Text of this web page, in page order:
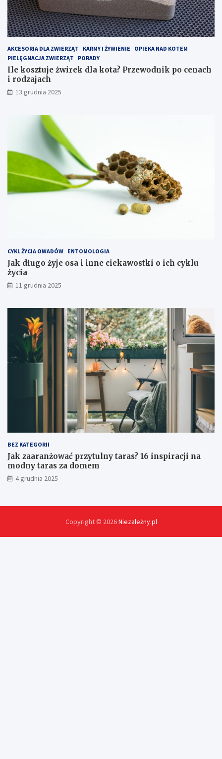
a
k
z
o
p
t
y
m
a
l
ć
o
t
l
o
a
t
j
c
e
n
a
c
h
i
r
o
d
h
AKCESORIA DLA ZWIERZĄT KARMY I ŻYWIENIE
OPIEKA NAD KOTEM
PIELĘGNACJA ZWIERZĄT
PORADY
Ile kosztuje żwirek dla kota? Przewodnik po cenach
i rodzajach
13 grudnia 2025
CYKL ŻYCIA OWADÓW ENTOMOLOGIA
Jak długo żyje osa i inne ciekawostki o ich cyklu
życia
11 grudnia 2025
BEZ KATEGORII
Jak zaaranżować przytulny taras? 16 inspiracji na
modny taras za domem
4 grudnia 2025
Copyright © 2026Niezależny.pl